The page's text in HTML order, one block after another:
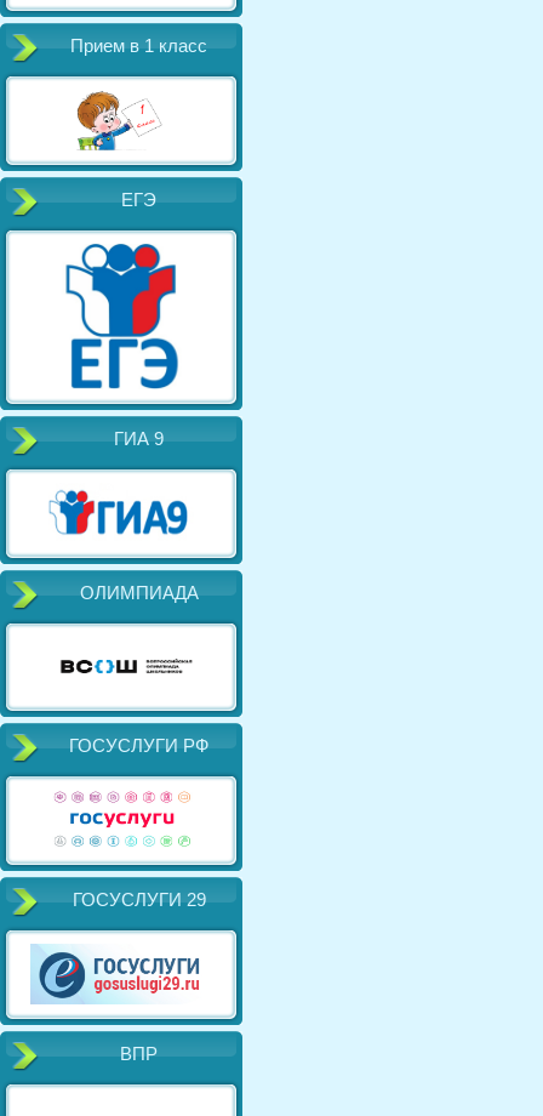
Прием в 1 класс
ЕГЭ
ГИА 9
ОЛИМПИАДА
ГОСУСЛУГИ РФ
ГОСУСЛУГИ 29
ВПР